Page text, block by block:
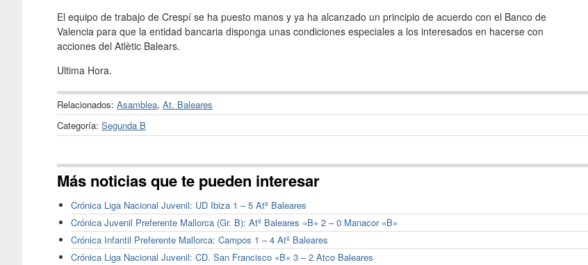
El equipo de trabajo de Crespí se ha puesto manos y ya ha alcanzado un principio de acuerdo con el Banco de
Valencia para que la entidad bancaria disponga unas condiciones especiales a los interesados en hacerse con
acciones del Atlètic Balears.
Ultima Hora.
Relacionados: Asamblea, At. Baleares
Categoría: Segunda B
Más noticias que te pueden interesar
Crónica Liga Nacional Juvenil: UD Ibiza 1 – 5 Atº Baleares
Crónica Juvenil Preferente Mallorca (Gr. B): Atº Baleares «B» 2 – 0 Manacor «B»
Crónica Infantil Preferente Mallorca: Campos 1 – 4 Atº Baleares
Crónica Liga Nacional Juvenil: CD. San Francisco «B» 3 – 2 Atco Baleares